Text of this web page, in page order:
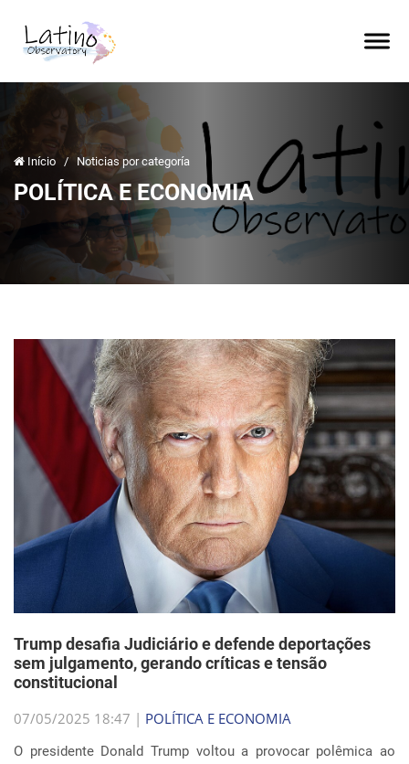
Início / Noticias por categoría
POLÍTICA E ECONOMIA
Trump desafia Judiciário e defende deportações
sem julgamento, gerando críticas e tensão
constitucional
07/05/2025 18:47 | POLÍTICA E ECONOMIA
O presidente Donald Trump voltou a provocar polêmica ao